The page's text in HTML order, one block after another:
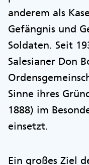
anderem als
Gefängnis und
Soldaten. Seit
Salesianer Don
Sinne ihres
1888) im
einsetzt.
Ein großes Ziel